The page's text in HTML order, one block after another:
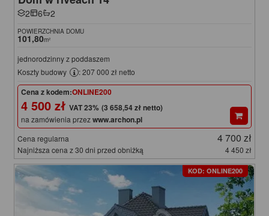
2 6 2
POWIERZCHNIA DOMU
101,80m²
jednorodzinny z poddaszem
Koszty budowy
: 207 000 zł netto
Cena z kodem:ONLINE200
4 500 zł (3 658,54 zł netto)
na zamówienia przezwww.archon.pl
Cena regularna 4 700 zł
Najniższa cena z 30 dni przed obniżką 4 450 zł
KOD: ONLINE200